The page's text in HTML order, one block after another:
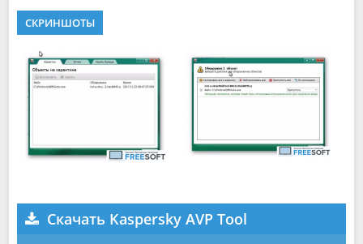
СКРИНШОТЫ
Скачать Kaspersky AVP Tool